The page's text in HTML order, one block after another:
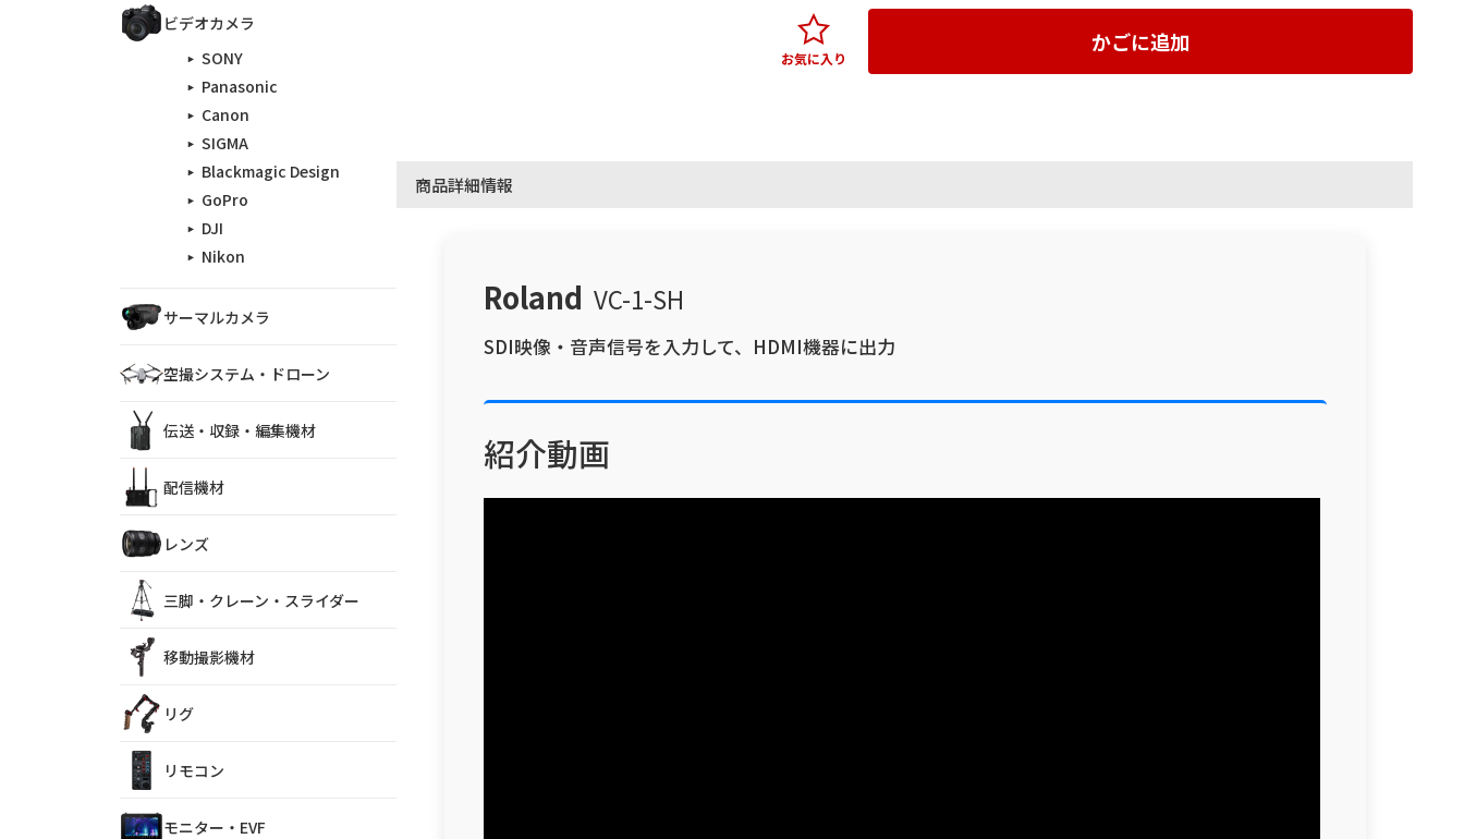
かごに追加
お気に入り
商品詳細情報
Roland VC-1-SH
SDI映像・音声信号を入力して、HDMI機器に出力
紹介動画
ビデオカメラ
SONY
Panasonic
Canon
SIGMA
Blackmagic Design
GoPro
DJI
Nikon
サーマルカメラ
空撮システム・ドローン
伝送・収録・編集機材
配信機材
レンズ
三脚・クレーン・スライダー
移動撮影機材
リグ
リモコン
モニター・EVF